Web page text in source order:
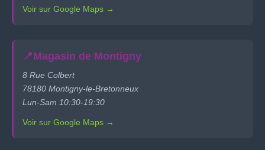
Voir sur Google Maps →
📍Magasin de Montigny
8 Rue Colbert
78180 Montigny-le-Bretonneux
Lun-Sam 10:30-19:30
Voir sur Google Maps →